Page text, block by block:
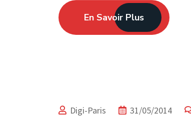
En Savoir Plus
Digi-Paris 31/05/2014